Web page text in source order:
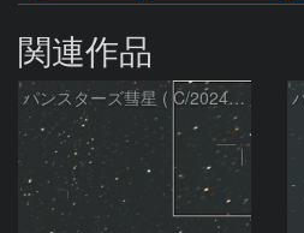
関連作品
パンスターズ彗星 ( C/2024R4 )：2026/07/27